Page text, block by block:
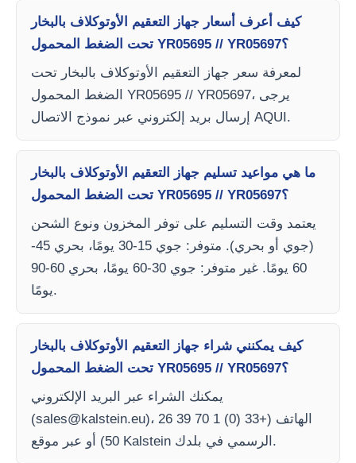
كيف أعرف أسعار جهاز التعقيم الأوتوكلاف بالبخار
تحت الضغط المحمول YR05695 // YR05697؟
لمعرفة سعر جهاز التعقيم الأوتوكلاف بالبخار تحت
الضغط المحمول YR05695 // YR05697، يرجى
إرسال بريد إلكتروني عبر نموذج الاتصال AQUI.
ما هي مواعيد تسليم جهاز التعقيم الأوتوكلاف بالبخار
تحت الضغط المحمول YR05695 // YR05697؟
يعتمد وقت التسليم على توفر المخزون ونوع الشحن
(جوي أو بحري). متوفر: جوي 15-30 يومًا، بحري 45-
60 يومًا. غير متوفر: جوي 30-60 يومًا، بحري 60-90
يومًا.
كيف يمكنني شراء جهاز التعقيم الأوتوكلاف بالبخار
تحت الضغط المحمول YR05695 // YR05697؟
يمكنك الشراء عبر البريد الإلكتروني
(sales@kalstein.eu)، الهاتف (+33 (0) 1 70 39 26
50) أو عبر موقع Kalstein الرسمي في بلدك.